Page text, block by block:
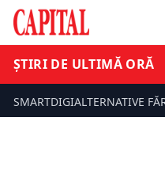
ȘTIRI DE ULTIMĂ ORĂ
SMARTDIGIALTERNATIVE